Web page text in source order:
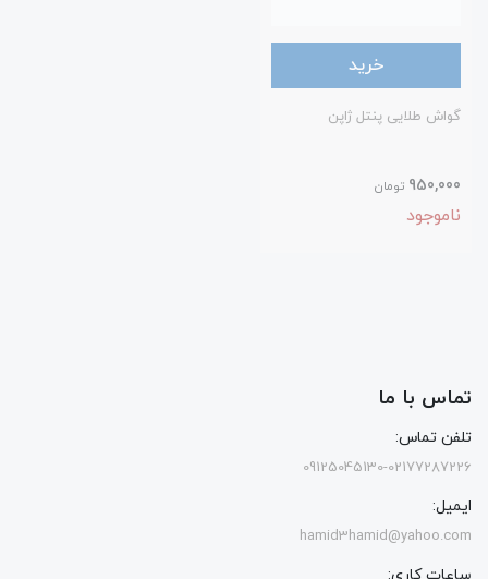
خرید
گواش طلایی پنتل ژاپن
950,000 تومان
ناموجود
تماس با ما
تلفن تماس:
09125045130-02177287226
ایمیل:
hamid3hamid@yahoo.com